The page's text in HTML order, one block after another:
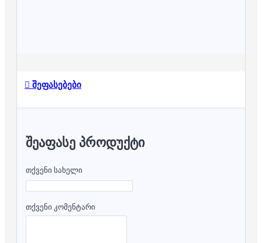
შეფასებები
ᲨᲔᲐᲤᲐᲡᲔ ᲞᲠᲝᲓᲣᲥᲢᲘ
თქვენი სახელი
თქვენი კომენტარი